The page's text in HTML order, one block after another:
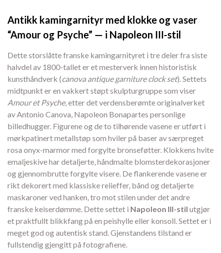
Antikk kamingarnityr med klokke og vaser
“Amour og Psyche” — i Napoleon III-stil
Dette storslåtte franske kamingarnityret i tre deler fra siste
halvdel av 1800-tallet er et mesterverk innen historistisk
kunsthåndverk (canova antique garniture clock set). Settets
midtpunkt er en vakkert støpt skulpturgruppe som viser
Amour et Psyche, etter det verdensberømte originalverket
av Antonio Canova, Napoleon Bonapartes personlige
billedhugger. Figurene og de to tilhørende vasene er utført i
mørkpatinert metallstøp som hviler på baser av særpreget
rosa onyx-marmor med forgylte bronseføtter. Klokkens hvite
emaljeskive har detaljerte, håndmalte blomsterdekorasjoner
og gjennombrutte forgylte visere. De flankerende vasene er
rikt dekorert med klassiske relieffer, bånd og detaljerte
maskaroner ved hanken, tro mot stilen under det andre
franske keiserdømme. Dette settet i Napoleon III-stil utgjør
et praktfullt blikkfang på en peishylle eller konsoll. Settet er i
meget god og autentisk stand. Gjenstandens tilstand er
fullstendig gjengitt på fotografiene.